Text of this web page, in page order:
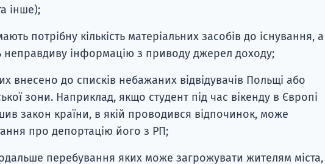
інше);
потрібну кількість матеріальних засобів до існування, а
неправдиву інформацію з приводу джерел доходу;
внесено до списків небажаних відвідувачів Польщі або
зони. Наприклад, якщо студент під час вікенду в Європі
закон країни, в якій проводився відпочинок, може
про депортацію його з РП;
перебування яких може загрожувати жителям міста,